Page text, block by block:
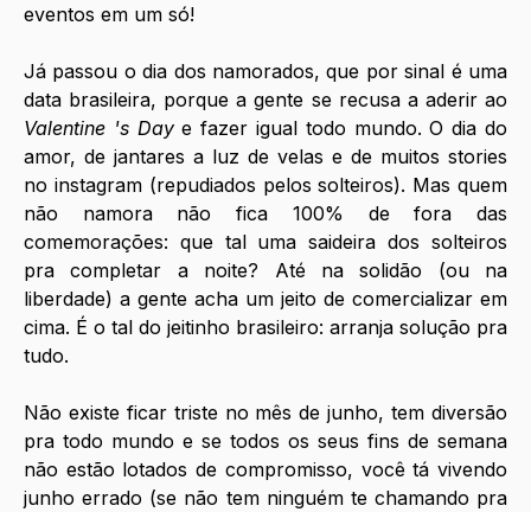
eventos em um só!
Já passou o dia dos namorados, que por sinal é uma
Valentine 's Day e fazer igual todo mundo. O dia do
amor, de jantares a luz de velas e de muitos stories
no instagram (repudiados pelos solteiros). Mas quem
não namora não fica 100% de fora das
comemorações: que tal uma saideira dos solteiros
pra completar a noite? Até na solidão (ou na
liberdade) a gente acha um jeito de comercializar em
cima. É o tal do jeitinho brasileiro: arranja solução pra
tudo.
Não existe ficar triste no mês de junho, tem diversão
pra todo mundo e se todos os seus fins de semana
não estão lotados de compromisso, você tá vivendo
junho errado (se não tem ninguém te chamando pra